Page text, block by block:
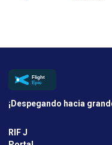
¡Despegando hacia
RIF J